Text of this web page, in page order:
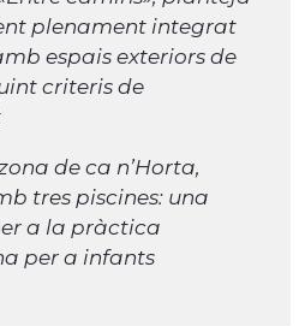
plenament integrat
espais exteriors de
criteris de
de ca n’Horta,
tres piscines: una
a la pràctica
per a infants